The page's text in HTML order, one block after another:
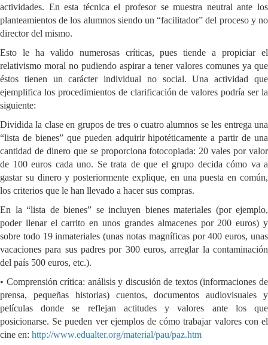
actividades. En esta técnica el profesor se muestra neutral ante los
planteamientos de los alumnos siendo un “facilitador” del proceso y no
director del mismo.
Esto le ha valido numerosas críticas, pues tiende a propiciar el
relativismo moral no pudiendo aspirar a tener valores comunes ya que
éstos tienen un carácter individual no social. Una actividad que
ejemplifica los procedimientos de clarificación de valores podría ser la
siguiente:
Dividida la clase en grupos de tres o cuatro alumnos se les entrega una
“lista de bienes” que pueden adquirir hipotéticamente a partir de una
cantidad de dinero que se proporciona fotocopiada: 20 vales por valor
de 100 euros cada uno. Se trata de que el grupo decida cómo va a
gastar su dinero y posteriormente explique, en una puesta en común,
los criterios que le han llevado a hacer sus compras.
En la “lista de bienes” se incluyen bienes materiales (por ejemplo,
poder llenar el carrito en unos grandes almacenes por 200 euros) y
sobre todo 19 inmateriales (unas notas magníficas por 400 euros, unas
vacaciones para sus padres por 300 euros, arreglar la contaminación
del país 500 euros, etc.).
• Comprensión crítica: análisis y discusión de textos (informaciones de
prensa, pequeñas historias) cuentos, documentos audiovisuales y
películas donde se reflejan actitudes y valores ante los que
posicionarse. Se pueden ver ejemplos de cómo trabajar valores con el
cine en: http://www.edualter.org/material/pau/paz.htm